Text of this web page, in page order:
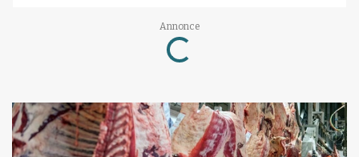
Annonce
Loading...